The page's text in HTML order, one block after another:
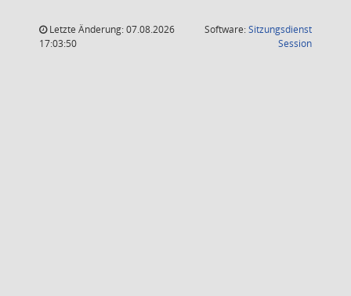
Letzte Änderung: 07.08.2026
17:03:50
Software:Sitzungsdienst
Session(Wird in